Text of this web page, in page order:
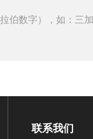
伯数字），如：三
联系我们